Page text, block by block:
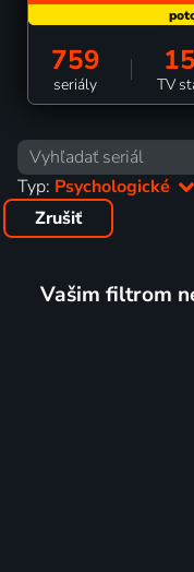
759
seriály TV
Typ: Psychologické
Zrušiť
Vašim filtrom